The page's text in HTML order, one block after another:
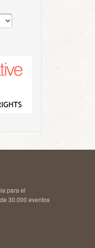
para el
30.000 eventos